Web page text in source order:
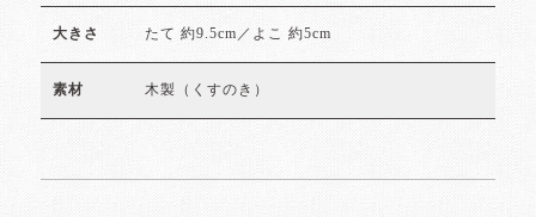
大きさ たて 約9.5cm／よこ 約5cm
素材 木製（くすのき）